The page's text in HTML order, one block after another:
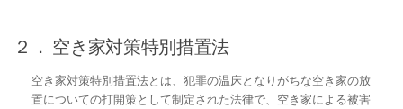
２． 空き家対策特別措置法
空き家対策特別措置法とは、犯罪の温床となりがちな空き家の放
置についての打開策として制定された法律で、空き家による被害